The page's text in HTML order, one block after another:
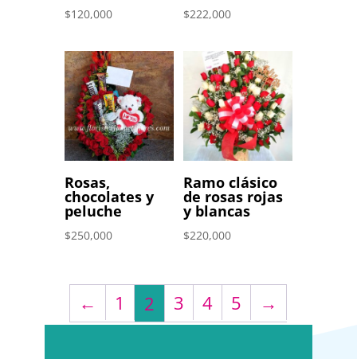
$120,000 $222,000
Rosas,
chocolates y
peluche
$250,000
Ramo clásico
de rosas rojas
y blancas
$220,000
← 1 2 3 4 5 →